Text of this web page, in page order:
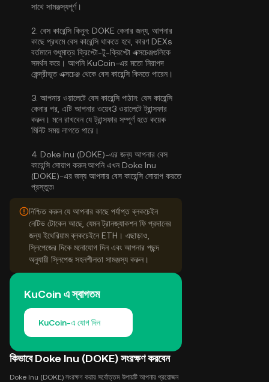
সাথে সামঞ্জস্যপূর্ণ।
2. বেস কারেন্সি কিনুন: DOKE কেনার জন্য, আপনার
কাছে প্রথমে বেস কারেন্সি থাকতে হবে, কারণ DEXs
বর্তমানে শুধুমাত্র ক্রিপ্টো-টু-ক্রিপ্টো এক্সচেঞ্জগুলিকে
সমর্থন করে। আপনি KuCoin-এর মতো নিরাপদ
কেন্দ্রীভূত এক্সচেঞ্জ থেকে বেস কারেন্সি কিনতে পারেন।
3. আপনার ওয়ালেটে বেস কারেন্সি পাঠান: বেস কারেন্সি
কেনার পর, এটি আপনার ওয়েব3 ওয়ালেটে ট্রান্সফার
করুন। মনে রাখবেন যে ট্রান্সফার সম্পূর্ণ হতে কয়েক
মিনিট সময় লাগতে পারে।
4. Doke Inu (DOKE)-এর জন্য আপনার বেস
কারেন্সি সোয়াপ করুন:আপনি এখন Doke Inu
(DOKE)-এর জন্য আপনার বেস কারেন্সি সোয়াপ করতে
প্রস্তুত৷
নিশ্চিত করুন যে আপনার কাছে পর্যাপ্ত ব্লকচেইন
নেটিভ টোকেন আছে, যেমন ট্রানজ্যাকশন ফি প্রদানের
জন্য ইথেরিয়াম ব্লকচেইনে ETH। এছাড়াও,
স্লিপেজের দিকে মনোযোগ দিন এবং আপনার পছন্দ
অনুযায়ী স্লিপেজ সহনশীলতা সামঞ্জস্য করুন।
KuCoin এ স্বাগতম
KuCoin-এ যোগ দিন
কিভাবে Doke Inu (DOKE) সংরক্ষণ করবেন
Doke Inu (DOKE) সংরক্ষণ করার সর্বোত্তম উপায়টি আপনার প্রয়োজন